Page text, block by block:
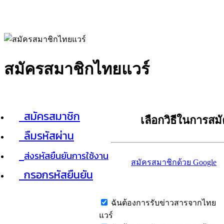
สมัครสมาชิกไทยแวร์
สมัครสมาชิก
ลืมรหัสผ่าน
ส่งรหัสยืนยันการใช้งาน
กรอกรหัสยืนยัน
เลือกวิธีในการส
สมัครสมาชิกด้วย Google
ฉันต้องการรับข่าวสารจากไทย
แวร์